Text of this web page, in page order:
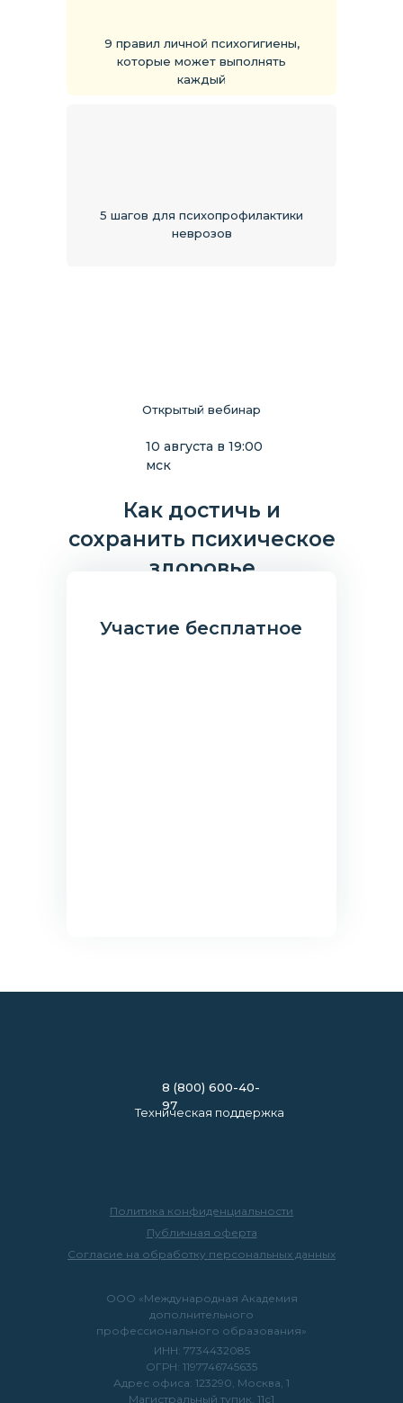
5 шагов для психопрофилактики
неврозов
9 правил личной психогигиены,
которые может выполнять
каждый
Как достичь и
сохранить психическое
здоровье
Участие бесплатное
10 августа в 19:00
мск
Открытый вебинар
ООО «Международная Академия
дополнительного
профессионального образования»
Политика конфиденциальности
Публичная оферта
Согласие на обработку персональных данных
ИНН: 7734432085
ОГРН: 1197746745635
Адрес офиса: 123290, Москва, 1
Магистральный тупик, 11с1
8 (800) 600-40-
97
Техническая поддержка